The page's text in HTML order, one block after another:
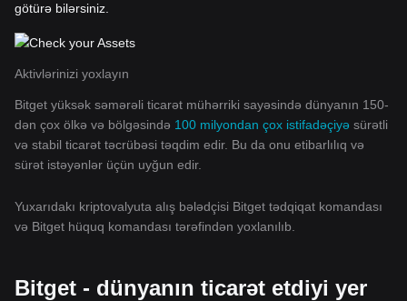
götürə bilərsiniz.
Aktivlərinizi yoxlayın
Bitget yüksək səmərəli ticarət mühərriki sayəsində dünyanın 150-
dən çox ölkə və bölgəsində 100 milyondan çox istifadəçiyə sürətli
və stabil ticarət təcrübəsi təqdim edir. Bu da onu etibarlılıq və
sürət istəyənlər üçün uyğun edir.
Yuxarıdakı kriptovalyuta alış bələdçisi Bitget tədqiqat komandası
və Bitget hüquq komandası tərəfindən yoxlanılıb.
Bitget - dünyanın ticarət etdiyi yer